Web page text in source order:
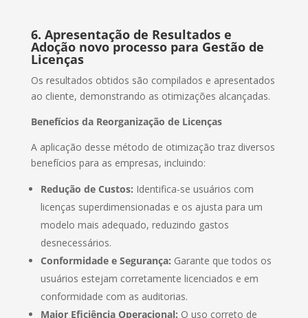
6. Apresentação de Resultados e
Adoção novo processo para Gestão de
Licenças
Os resultados obtidos são compilados e apresentados
ao cliente, demonstrando as otimizações alcançadas.
Benefícios da Reorganização de Licenças
A aplicação desse método de otimização traz diversos
benefícios para as empresas, incluindo:
Redução de Custos: Identifica-se usuários com
licenças superdimensionadas e os ajusta para um
modelo mais adequado, reduzindo gastos
desnecessários.
Conformidade e Segurança: Garante que todos os
usuários estejam corretamente licenciados e em
conformidade com as auditorias.
Maior Eficiência Operacional: O uso correto de